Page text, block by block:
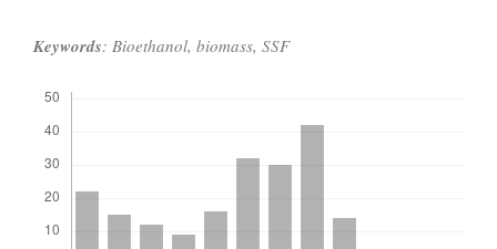
Keywords: Bioethanol, biomass, SSF